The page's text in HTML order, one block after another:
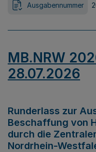
Ausgabennummer
MB.NRW
28.07.2026
Runderlass zur
Beschaffung von
durch die
Nordrhein-